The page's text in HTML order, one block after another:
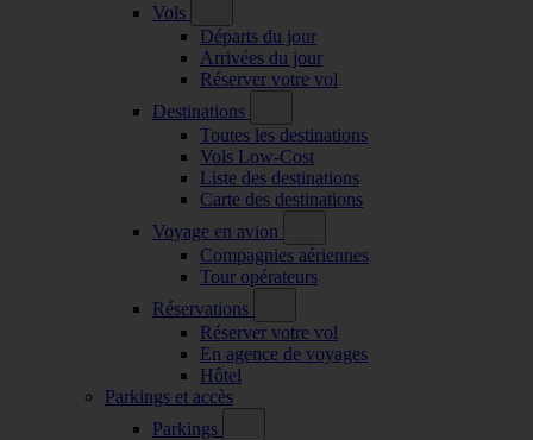
Vols
Départs du jour
Arrivées du jour
Réserver votre vol
Destinations
Toutes les destinations
Vols Low-Cost
Liste des destinations
Carte des destinations
Voyage en avion
Compagnies aériennes
Tour opérateurs
Réservations
Réserver votre vol
En agence de voyages
Hôtel
Parkings et accès
Parkings